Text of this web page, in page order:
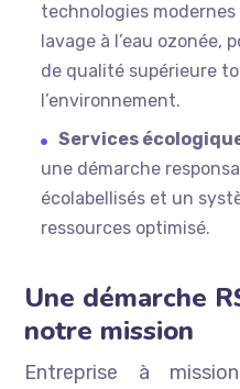
technologies
lavage à l’eau
de qualité supérieure
l’environnement.
Services
une démarche
écolabellisés et un
ressources optimisé.
Une démarche
notre mission
Entreprise à